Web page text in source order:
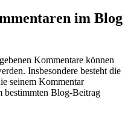
im Blog
Kommentare können
Insbesondere besteht die
seinem Kommentar
bestimmten Blog-Beitrag